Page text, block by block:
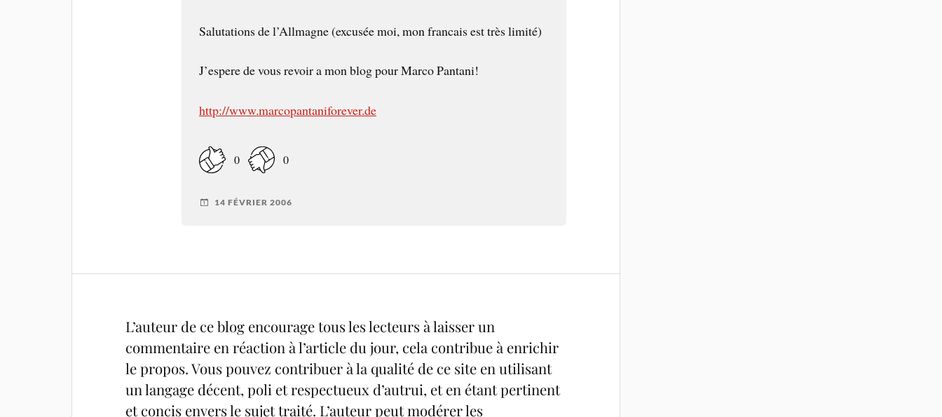
Salutations de l’Allmagne (excusée moi, mon francais est très limité)
J’espere de vous revoir a mon blog pour Marco Pantani!
http://www.marcopantaniforever.de
0 0
14 FÉVRIER 2006
L’auteur de ce blog encourage tous les lecteurs à laisser un
commentaire en réaction à l’article du jour, cela contribue à enrichir
le propos. Vous pouvez contribuer à la qualité de ce site en utilisant
un langage décent, poli et respectueux d’autrui, et en étant pertinent
et concis envers le sujet traité. L’auteur peut modérer les